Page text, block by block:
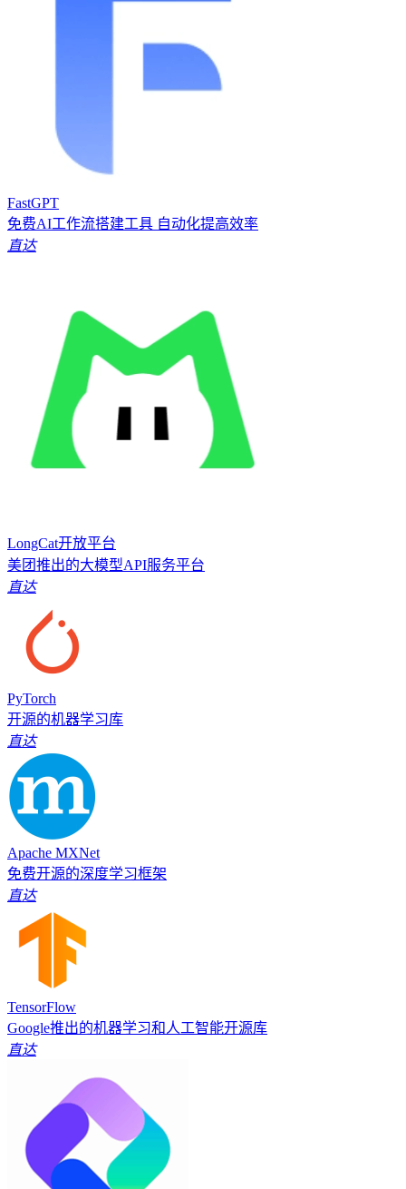
FastGPT
免费AI工作流搭建工具 自动化提高效率
直达
LongCat开放平台
美团推出的大模型API服务平台
直达
PyTorch
开源的机器学习库
直达
Apache MXNet
免费开源的深度学习框架
直达
TensorFlow
Google推出的机器学习和人工智能开源库
直达